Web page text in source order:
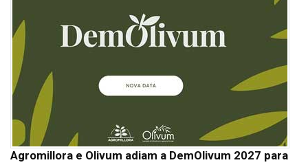
Agromillora e Olivum adiam a DemOlivum 2027 para